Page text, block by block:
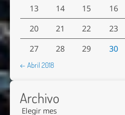
13
14 15 16
20
21 22 23
27
28 29 30
← Abril 2018
Archivo